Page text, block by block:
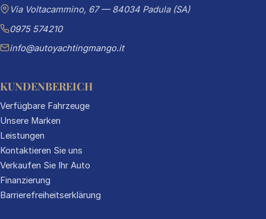
Via Voltacammino, 67 — 84034 Padula (SA)
0975 574210
info@autoyachtingmango.it
KUNDENBEREICH
Verfügbare Fahrzeuge
Unsere Marken
Leistungen
Kontaktieren Sie uns
Verkaufen Sie Ihr Auto
Finanzierung
Barrierefreiheitserklärung